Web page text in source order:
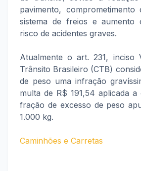
pavimento, comprometimento
sistema de freios e aumento
risco de acidentes graves.
Atualmente o art. 231, inciso
Trânsito Brasileiro (CTB)
de peso uma infração
multa de R$ 191,54 aplicada
fração de excesso de peso
1.000 kg.
Caminhões e Carretas